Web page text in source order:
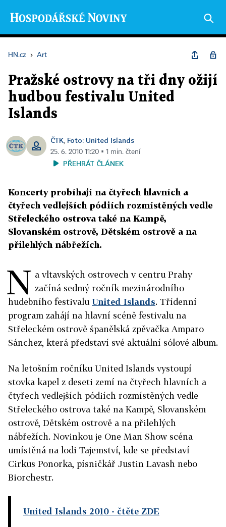
HN.cz › Art
Pražské ostrovy na tři dny ožijí
hudbou festivalu United
Islands
ČTK, Foto: United Islands
25. 6. 2010 11:20 ▪ 1 min. čtení
PŘEHRÁT ČLÁNEK
Koncerty probíhají na čtyřech hlavních a
čtyřech vedlejších pódiích rozmístěných vedle
Střeleckého ostrova také na Kampě,
Slovanském ostrově, Dětském ostrově a na
přilehlých nábřežích.
N a vltavských ostrovech v centru Prahy
začíná sedmý ročník mezinárodního
hudebního festivalu United Islands. Třídenní
program zahájí na hlavní scéně festivalu na
Střeleckém ostrově španělská zpěvačka Amparo
Sánchez, která představí své aktuální sólové album.
Na letošním ročníku United Islands vystoupí
stovka kapel z deseti zemí na čtyřech hlavních a
čtyřech vedlejších pódiích rozmístěných vedle
Střeleckého ostrova také na Kampě, Slovanském
ostrově, Dětském ostrově a na přilehlých
nábřežích. Novinkou je One Man Show scéna
umístěná na lodi Tajemství, kde se představí
Cirkus Ponorka, písničkář Justin Lavash nebo
Biorchestr.
United Islands 2010 - čtěte ZDE